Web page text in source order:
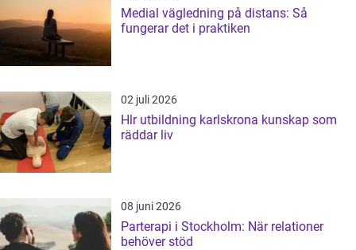
Medial vägledning på distans: Så
fungerar det i praktiken
02 juli 2026
Hlr utbildning karlskrona kunskap som
räddar liv
08 juni 2026
Parterapi i Stockholm: När relationer
behöver stöd